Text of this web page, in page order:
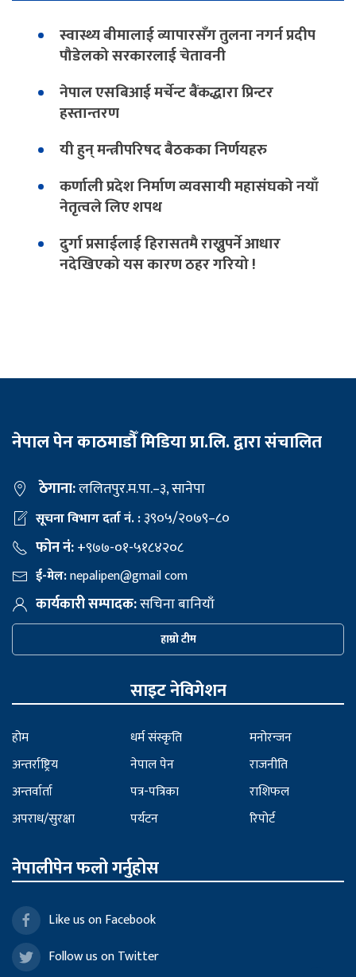
स्वास्थ्य बीमालाई व्यापारसँग तुलना नगर्न प्रदीप
पौडेलको सरकारलाई चेतावनी
नेपाल एसबिआई मर्चेन्ट बैंकद्धारा प्रिन्टर
हस्तान्तरण
यी हुन् मन्त्रीपरिषद बैठकका निर्णयहरु
कर्णाली प्रदेश निर्माण व्यवसायी महासंघको नयाँ
नेतृत्वले लिए शपथ
दुर्गा प्रसाईलाई हिरासतमै राख्नुपर्ने आधार
नदेखिएको यस कारण ठहर गरियो !
नेपाल पेन काठमाडौँ मिडिया प्रा.लि. द्वारा संचालित
ठेगाना:ललितपुर.म.पा.–३, सानेपा
सूचना विभाग दर्ता नं. :३९०५/२०७९–८०
फोन नं:+९७७-०१-५१८४२०८
ई-मेल:nepalipen@gmail com
कार्यकारी सम्पादक:सचिना बानियाँ
हाम्रो टीम
साइट नेविगेशन
होम
अन्तर्राष्ट्रिय
अन्तर्वार्ता
अपराध/सुरक्षा
धर्म संस्कृति
नेपाल पेन
पत्र-पत्रिका
पर्यटन
मनोरन्जन
राजनीति
राशिफल
रिपोर्ट
नेपालीपेन फलो गर्नुहोस
Like us on Facebook
Follow us on Twitter